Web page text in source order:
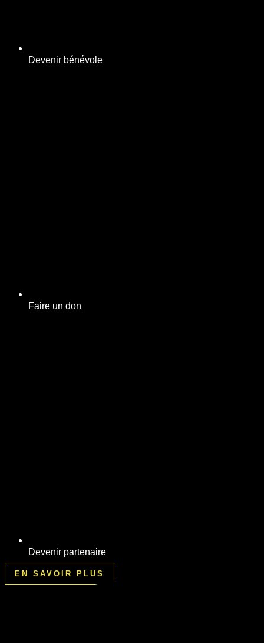
Devenir bénévole
Faire un don
Devenir partenaire
EN SAVOIR PLUS